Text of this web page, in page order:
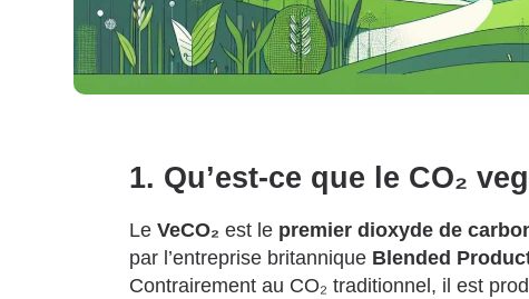
1. Qu’est-ce que le CO₂
Le VeCO₂ est le premier dioxyde de
par l’entreprise britannique Blended
Contrairement au CO₂ traditionnel, il est